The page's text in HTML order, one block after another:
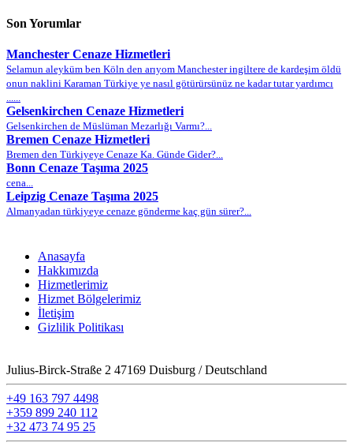
Son Yorumlar
Manchester Cenaze Hizmetleri
Selamun aleyküm ben Köln den arıyom Manchester ingiltere de kardeşim öldü
onun naklini Karaman Türkiye ye nasıl götürürsünüz ne kadar tutar yardımcı
Gelsenkirchen Cenaze Hizmetleri
Gelsenkirchen de Müslüman Mezarlığı Varmı?...
Bremen Cenaze Hizmetleri
Bremen den Türkiyeye Cenaze Ka. Günde Gider?...
Bonn Cenaze Taşıma 2025
cena...
Leipzig Cenaze Taşıma 2025
Almanyadan türkiyeye cenaze gönderme kaç gün sürer?...
Anasayfa
Hakkımızda
Hizmetlerimiz
Hizmet Bölgelerimiz
İletişim
Gizlilik Politikası
Julius-Birck-Straße 2 47169 Duisburg / Deutschland
+49 163 797 4498
+359 899 240 112
+32 473 74 95 25